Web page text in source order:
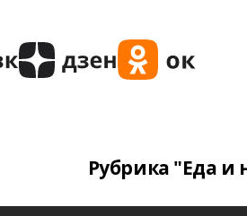
Рубрика "Еда и